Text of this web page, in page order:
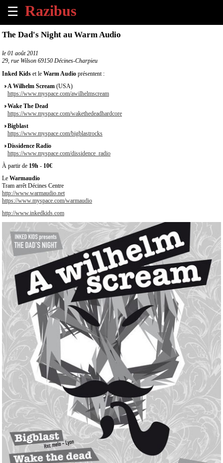
☰
×
Tous
évènements
à
venir
Annoncer
évènement
À
propos
The Dad's Night au Warm Audio
le 01 août 2011
29, rue Wilson 69150 Décines-Charpieu
Inked Kids et le Warm Audio présentent :
A Wilhelm Scream (USA)
https://www.myspace.com/awilhelmscream
Wake The Dead
https://www.myspace.com/wakethedeadhardcore
Bigblast
https://www.myspace.com/bigblastrocks
Dissidence Radio
https://www.myspace.com/dissidence_radio
À partir de 19h - 10€
Le Warmaudio
Tram arrêt Décines Centre
http://www.warmaudio.net
https://www.myspace.com/warmaudio
http://www.inkedkids.com